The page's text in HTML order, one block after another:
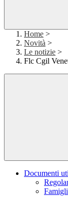
Home >
Novità >
Le notizie >
Flc Cgil
Documenti